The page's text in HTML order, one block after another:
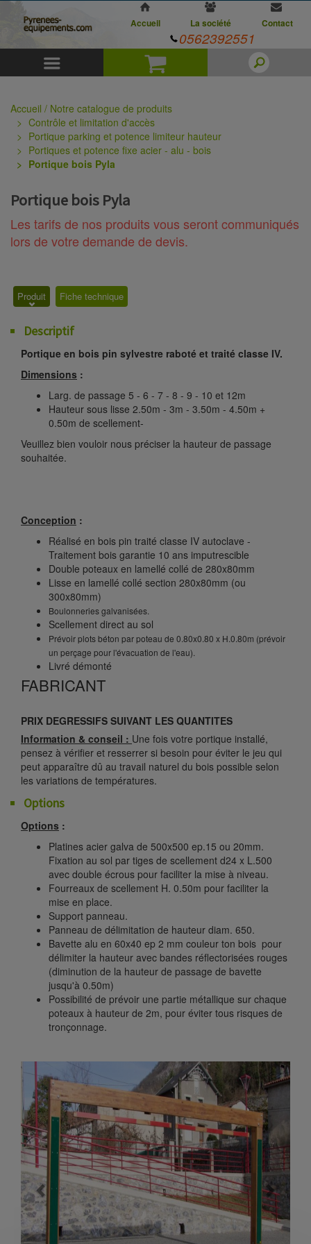
Panier
Accueil La société Contact
0562392551
Accueil / Notre catalogue de produits
Contrôle et limitation d'accès
Portique parking et potence limiteur hauteur
Portiques et potence fixe acier - alu - bois
Portique bois Pyla
Portique bois Pyla
Les tarifs de nos produits vous seront communiqués
lors de votre demande de devis.
Produit Fiche technique
Descriptif
Portique en bois pin sylvestre raboté et traité classe IV.
Dimensions :
Larg. de passage 5 - 6 - 7 - 8 - 9 - 10 et 12m
Hauteur sous lisse 2.50m - 3m - 3.50m - 4.50m +
0.50m de scellement-
Veuillez bien vouloir nous préciser la hauteur de passage
souhaitée.
Conception :
Réalisé en bois pin traité classe IV autoclave -
Traitement bois garantie 10 ans imputrescible
Double poteaux en lamellé collé de 280x80mm
Lisse en lamellé collé section 280x80mm (ou
300x80mm)
Boulonneries galvanisées.
Scellement direct au sol
Prévoir plots béton par poteau de 0.80x0.80 x H.0.80m (prévoir
un perçage pour l'évacuation de l'eau).
Livré démonté
FABRICANT
PRIX DEGRESSIFS SUIVANT LES QUANTITES
Information & conseil : Une fois votre portique installé,
pensez à vérifier et resserrer si besoin pour éviter le jeu qui
peut apparaître dû au travail naturel du bois possible selon
les variations de températures.
Options
Options :
Platines acier galva de 500x500 ep.15 ou 20mm.
Fixation au sol par tiges de scellement d24 x L.500
avec double écrous pour faciliter la mise à niveau.
Fourreaux de scellement H. 0.50m pour faciliter la
mise en place.
Support panneau.
Panneau de délimitation de hauteur diam. 650.
Bavette alu en 60x40 ep 2 mm couleur ton bois pour
délimiter la hauteur avec bandes réflectorisées rouges
(diminution de la hauteur de passage de bavette
jusqu'à 0.50m)
Possibilité de prévoir une partie métallique sur chaque
poteaux à hauteur de 2m, pour éviter tous risques de
tronçonnage.
Previous Next